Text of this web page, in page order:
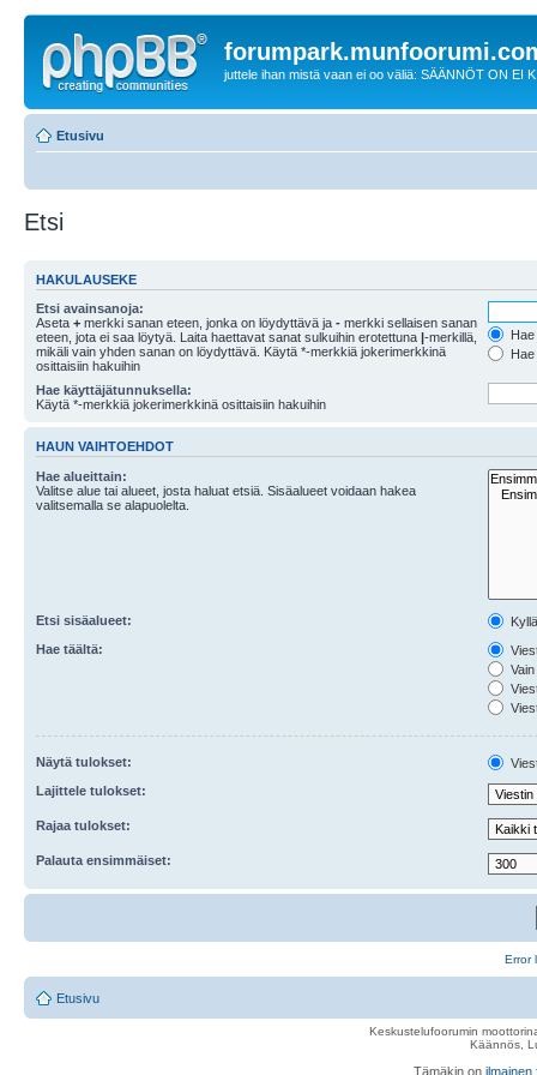
juttele ihan mistä vaan ei oo väliä: SÄÄNNÖT ON EI
Etusivu
Etsi
HAKULAUSEKE
Etsi avainsanoja:
Aseta + merkki sanan eteen, jonka on löydyttävä ja - merkki sellaisen sanan
eteen, jota ei saa löytyä. Laita haettavat sanat sulkuihin erotettuna |-merkillä,
mikäli vain yhden sanan on löydyttävä. Käytä *-merkkiä jokerimerkkinä
osittaisiin hakuihin
Hae käyttäjätunnuksella:
Käytä *-merkkiä jokerimerkkinä osittaisiin hakuihin
HAUN VAIHTOEHDOT
Hae alueittain:
Valitse alue tai alueet, josta haluat etsiä. Sisäalueet voidaan hakea
valitsemalla se alapuolelta.
Etsi sisäalueet:
Hae täältä:
Näytä tulokset:
Lajittele tulokset:
Rajaa tulokset:
Palauta ensimmäiset:
Error
Etusivu
Keskustelufoorumin
Käännös,
Tämäkin on ilmainen